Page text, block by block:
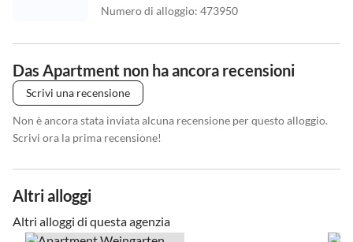
Numero di alloggio: 473950
Das Apartment non ha ancora recensioni
Scrivi una recensione
Non è ancora stata inviata alcuna recensione per questo alloggio.
Scrivi ora la prima recensione!
Altri alloggi
Altri alloggi di questa agenzia